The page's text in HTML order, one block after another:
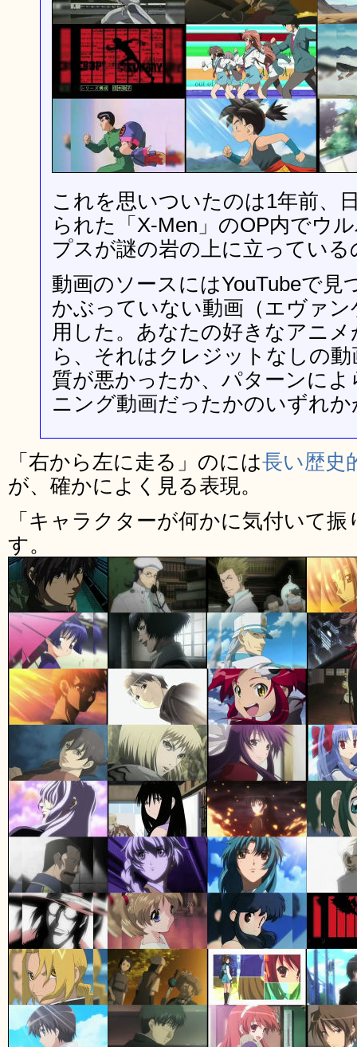
これを思いついたのは1年前、
られた「X-Men」のOP内でウ
プスが謎の岩の上に立ってい
動画のソースにはYouTubeで見
かぶっていない動画（エヴァ
用した。あなたの好きなアニ
ら、それはクレジットなしの
質が悪かったか、パターンに
ニング動画だったかのいずれ
「右から左に走る」のには長い歴史
が、確かによく見る表現。
「キャラクターが何かに気付いて
す。